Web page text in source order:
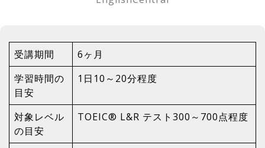
受講期間
6ヶ月
学習時間の
目安
1日10～20分程度
対象レベル
の目安
TOEIC® L&R テスト300～700点程度